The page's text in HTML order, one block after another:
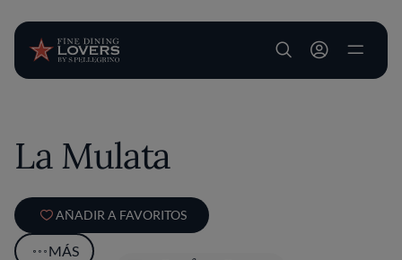
User account
La Mulata
AÑADIR A FAVORITOS
MÁS